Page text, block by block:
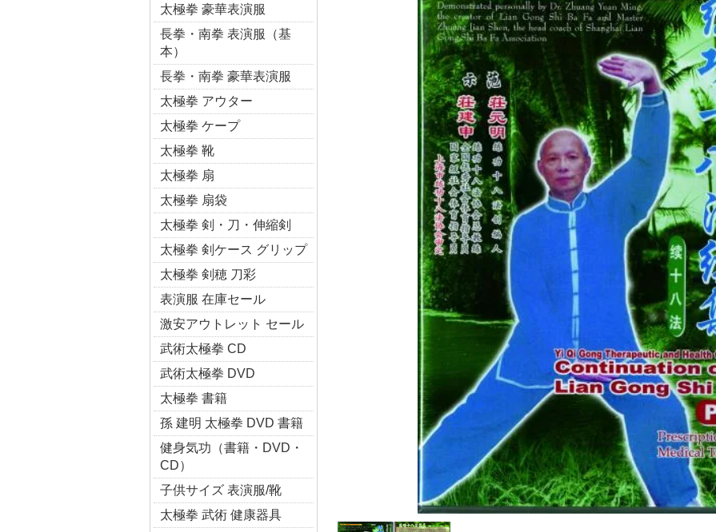
太極拳 豪華表演服
長拳・南拳 表演服（基
本）
長拳・南拳 豪華表演服
太極拳 アウター
太極拳 ケープ
太極拳 靴
太極拳 扇
太極拳 扇袋
太極拳 剣・刀・伸縮剣
太極拳 剣ケース グリップ
太極拳 剣穂 刀彩
表演服 在庫セール
激安アウトレット セール
武術太極拳 CD
武術太極拳 DVD
太極拳 書籍
孫 建明 太極拳 DVD 書籍
健身気功（書籍・DVD・
CD）
子供サイズ 表演服/靴
太極拳 武術 健康器具